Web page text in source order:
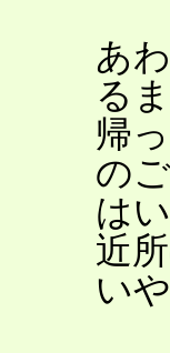
あ
る
帰
の
は
近
い